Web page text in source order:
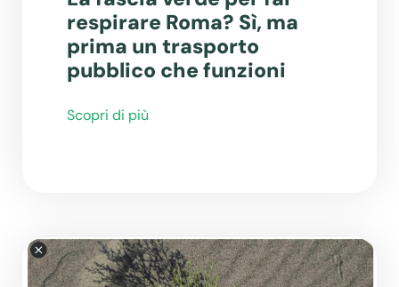
respirare Roma? Sì, ma
prima un trasporto
pubblico che funzioni
Scopri di più